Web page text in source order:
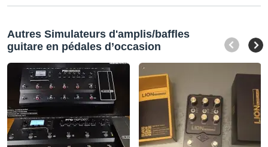
Autres Simulateurs d'amplis/baffles
guitare en pédales d’occasion